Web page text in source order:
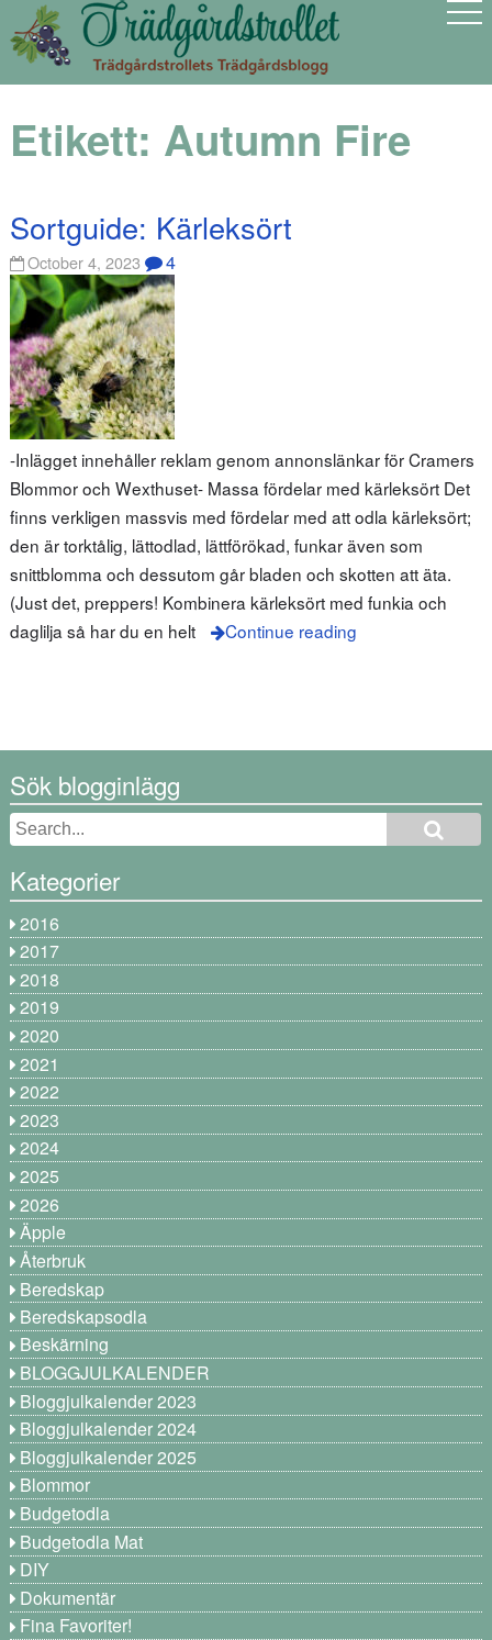
Etikett: Autumn Fire
Sortguide: Kärleksört
October 4, 2023 4
-Inlägget innehåller reklam genom annonslänkar för Cramers
Blommor och Wexthuset- Massa fördelar med kärleksört Det
finns verkligen massvis med fördelar med att odla kärleksört;
den är torktålig, lättodlad, lättförökad, funkar även som
snittblomma och dessutom går bladen och skotten att äta.
(Just det, preppers! Kombinera kärleksört med funkia och
daglilja så har du en helt
Continue reading
Sök blogginlägg
Kategorier
2016
2017
2018
2019
2020
2021
2022
2023
2024
2025
2026
Äpple
Återbruk
Beredskap
Beredskapsodla
Beskärning
BLOGGJULKALENDER
Bloggjulkalender 2023
Bloggjulkalender 2024
Bloggjulkalender 2025
Blommor
Budgetodla
Budgetodla Mat
DIY
Dokumentär
Fina Favoriter!